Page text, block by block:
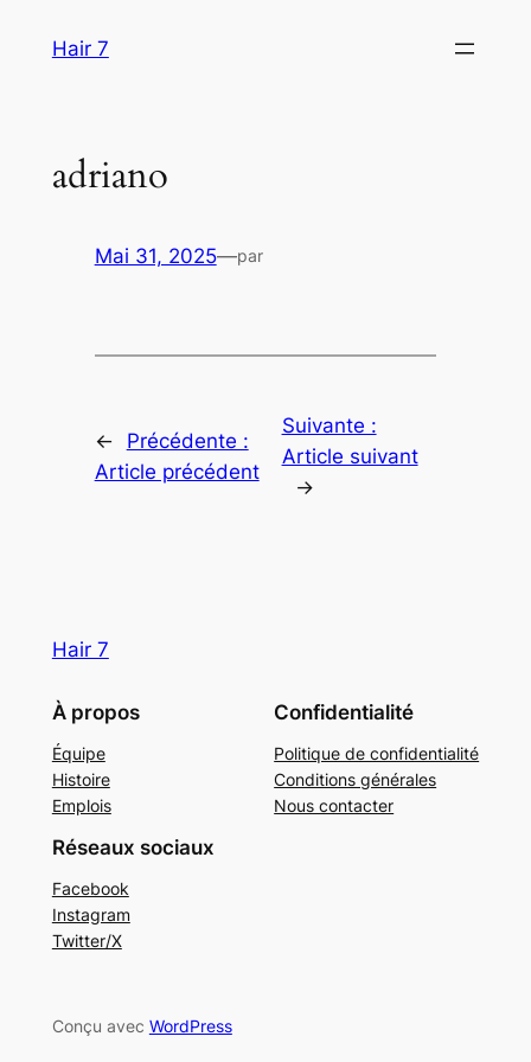
Hair 7
adriano
Mai 31, 2025—par
←
Précédente :
Article précédent
Suivante :
Article suivant
→
Hair 7
À propos
Équipe
Histoire
Emplois
Confidentialité
Politique de confidentialité
Conditions générales
Nous contacter
Réseaux sociaux
Facebook
Instagram
Twitter/X
Conçu avec WordPress